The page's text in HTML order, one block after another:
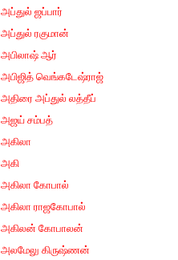
அப்துல் ஜப்பார்
அப்துல் ரகுமான்
அபிலாஷ் ஆர்
அபிஜித் வெங்கடேஷ்ராஜ்
அதிரை அப்துல் லத்தீப்
அஜய் சம்பத்
அகிலா
அகி
அகிலா கோபால்
அகிலா ராஜகோபால்
அகிலன் கோபாலன்
அலமேலு கிருஷ்ணன்